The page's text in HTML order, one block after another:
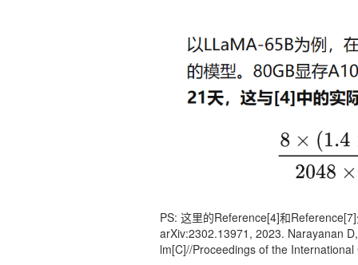
PS: 这里的Reference[4]和
arXiv:2302.13971, 2023. Narayanan
lm[C]//Proceedings of the